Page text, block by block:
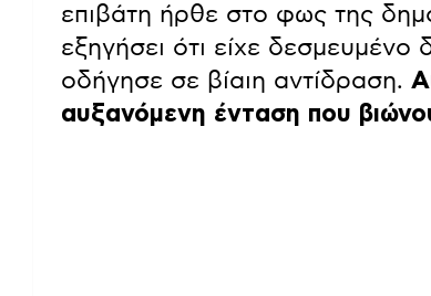
επιβάτη ήρθε στο φως της
εξηγήσει ότι είχε
οδήγησε σε βίαιη αντίδραση.
αυξανόμενη ένταση που